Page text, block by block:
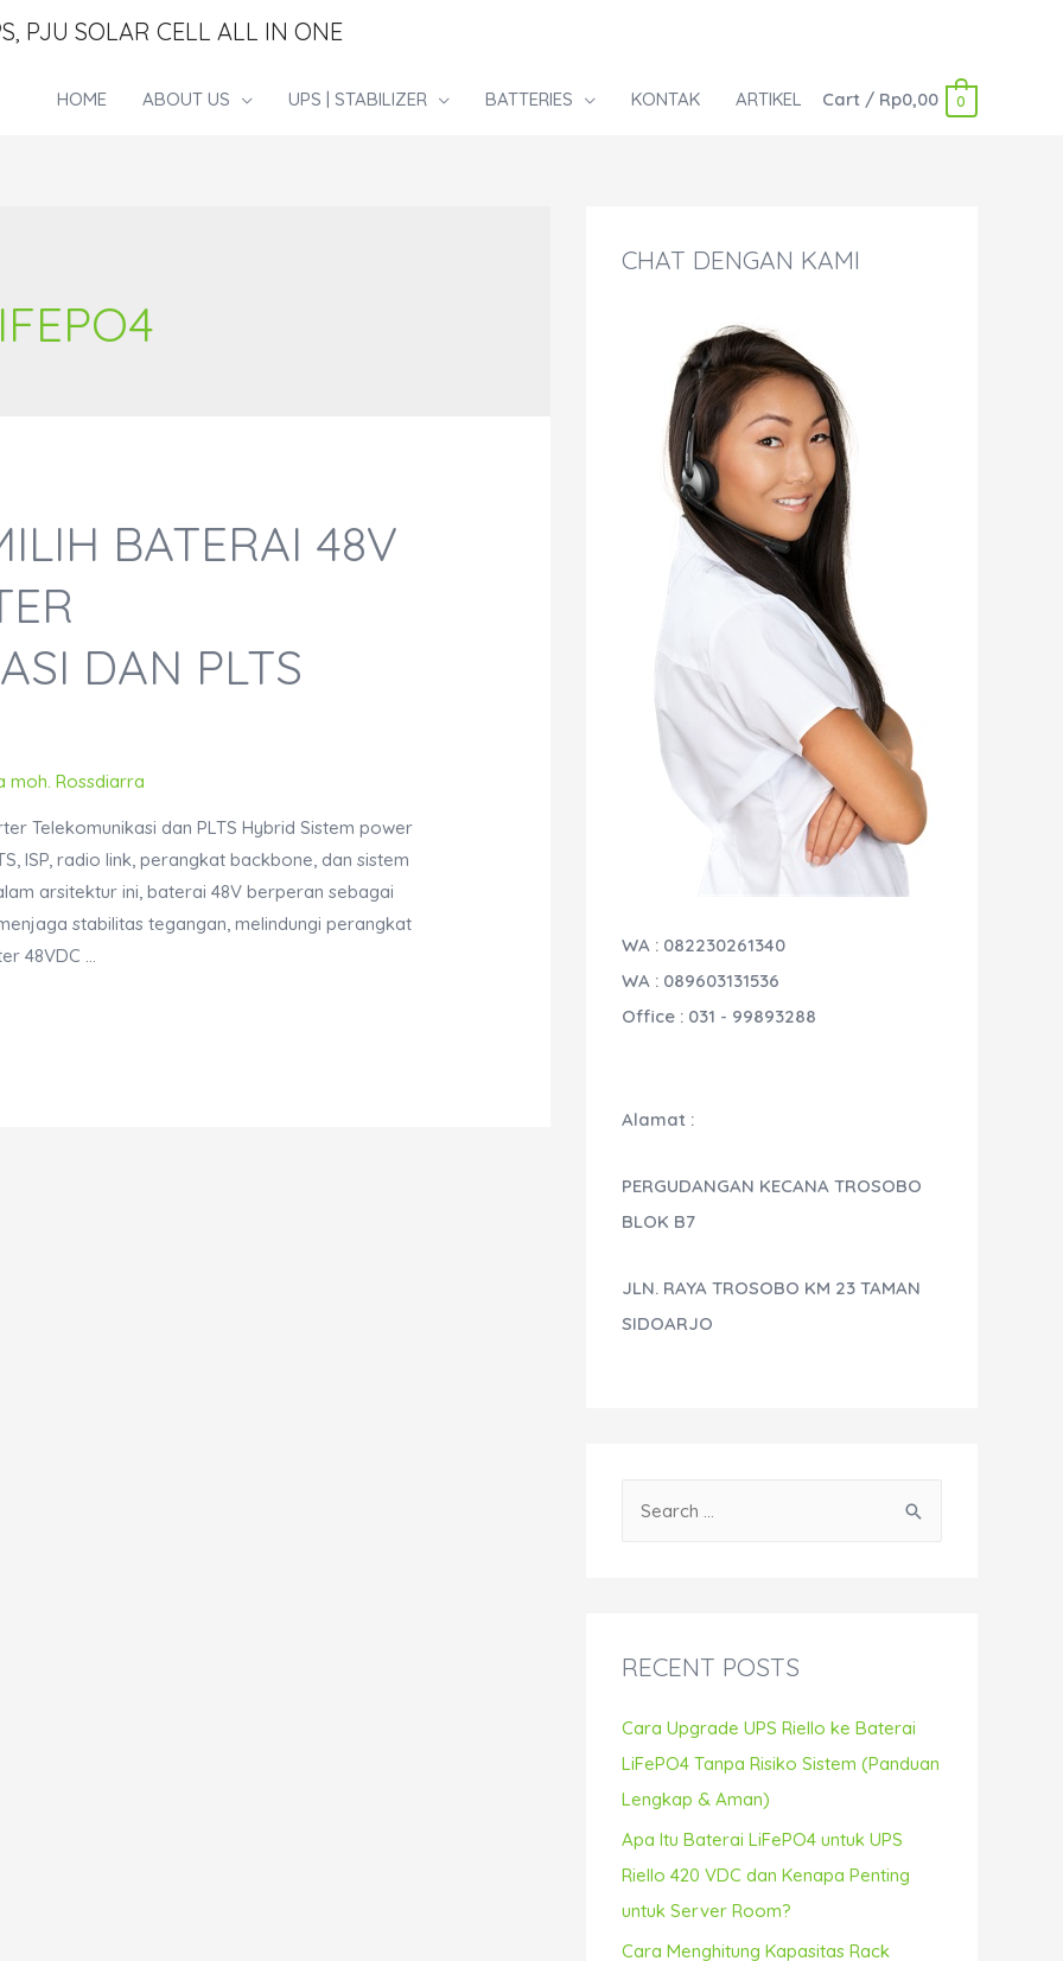
PJU SOLAR CELL ALL IN ONE
HOME ABOUT US UPS | STABILIZER BATTERIES KONTAK ARTIKEL Cart/ Rp0,00 0
BATERAI 48V
DAN PLTS
moh. Rossdiarra
Telekomunikasi dan PLTS Hybrid Sistem power
ISP, radio link, perangkat backbone, dan sistem
arsitektur ini, baterai 48V berperan sebagai
stabilitas tegangan, melindungi perangkat
48VDC …
CHAT DENGAN KAMI
WA : 082230261340
WA : 089603131536
Office : 031 - 99893288
Alamat :
PERGUDANGAN KECANA TROSOBO
BLOK B7
JLN. RAYA TROSOBO KM 23 TAMAN
SIDOARJO
h
RECENT POSTS
Cara Upgrade UPS Riello ke Baterai
LiFePO4 Tanpa Risiko Sistem (Panduan
Lengkap & Aman)
Apa Itu Baterai LiFePO4 untuk UPS
Riello 420 VDC dan Kenapa Penting
untuk Server Room?
Cara Menghitung Kapasitas Rack